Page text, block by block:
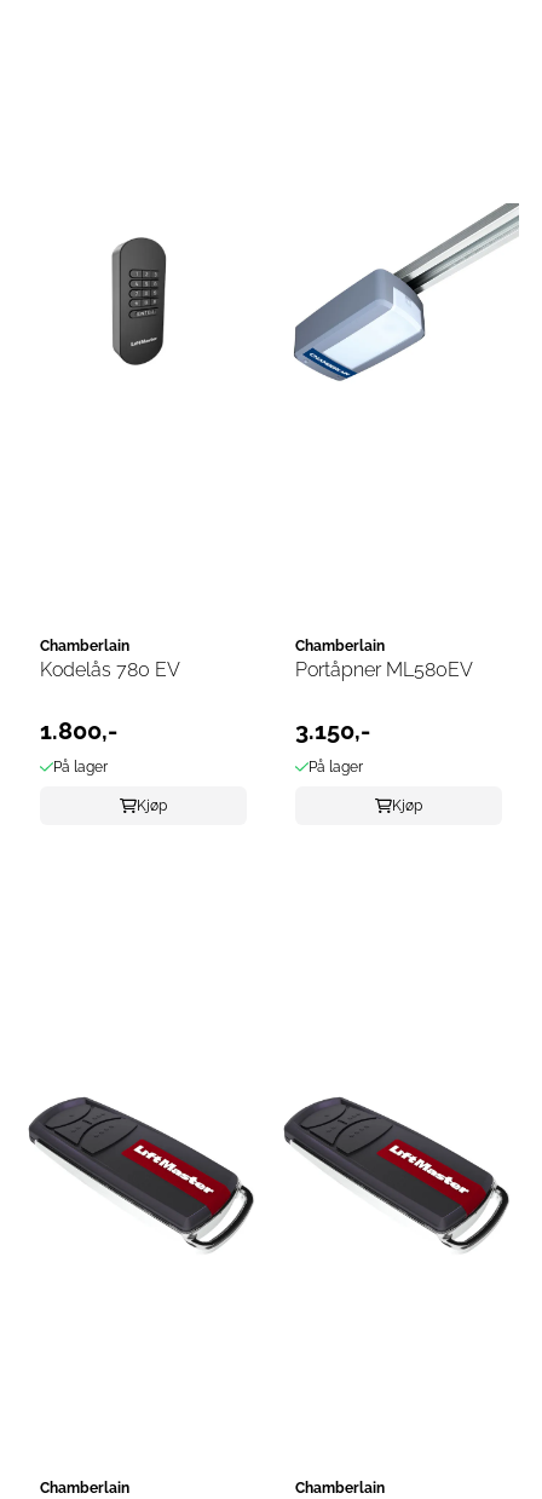
Chamberlain
Kodelås 780 EV
1.800,-
På lager
Kjøp
Chamberlain
Portåpner ML580EV
3.150,-
På lager
Kjøp
Chamberlain Chamberlain